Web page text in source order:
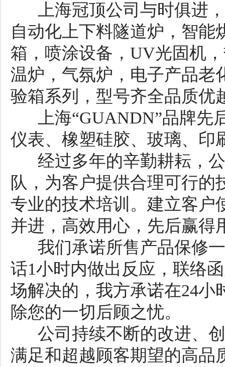
上海冠顶公司与时俱进，
自动化上下料隧道炉，智
箱，喷涂设备，UV光固机
温炉，气氛炉，电子产品老
验箱系列，型号齐全品质优
上海“GUANDN”品牌先
仪表、橡塑硅胶、玻璃、印
经过多年的辛勤耕耘，公
队，为客户提供合理可行
专业的技术培训。建立客户
并进，高效用心，先后赢得
我们承诺所售产品保修一
话1小时内做出反应，联络
场解决的，我方承诺在24
除您的一切后顾之忧。
公司持续不断的改进、创
满足和超越顾客期望的高品